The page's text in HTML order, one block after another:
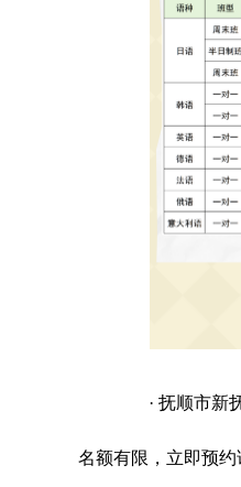
· 抚顺市新
名额有限， 立即预